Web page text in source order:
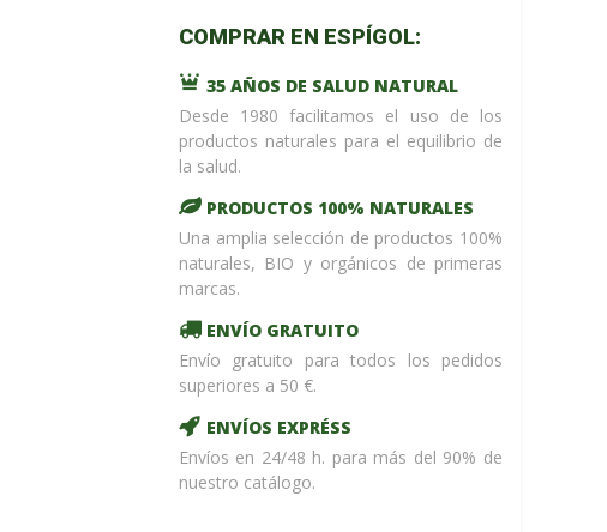
/home/upntonvr/
codeon
line 59
¡ %Dto !
COMPRAR EN ESPÍGOL:
35 AÑOS DE SALUD NATURAL
Desde 1980 facilitamos el uso de los
productos naturales para el equilibrio de
la salud.
PRODUCTOS 100% NATURALES
Una amplia selección de productos 100%
naturales, BIO y orgánicos de primeras
marcas.
ENVÍO GRATUITO
Envío gratuito para todos los pedidos
superiores a 50 €.
ENVÍOS EXPRÉSS
Envíos en 24/48 h. para más del 90% de
nuestro catálogo.